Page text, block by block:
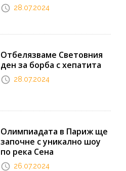
28.07.2024
Отбелязваме Световния
ден за борба с хепатита
28.07.2024
Олимпиадата в Париж ще
започне с уникално шоу
по река Сена
26.07.2024